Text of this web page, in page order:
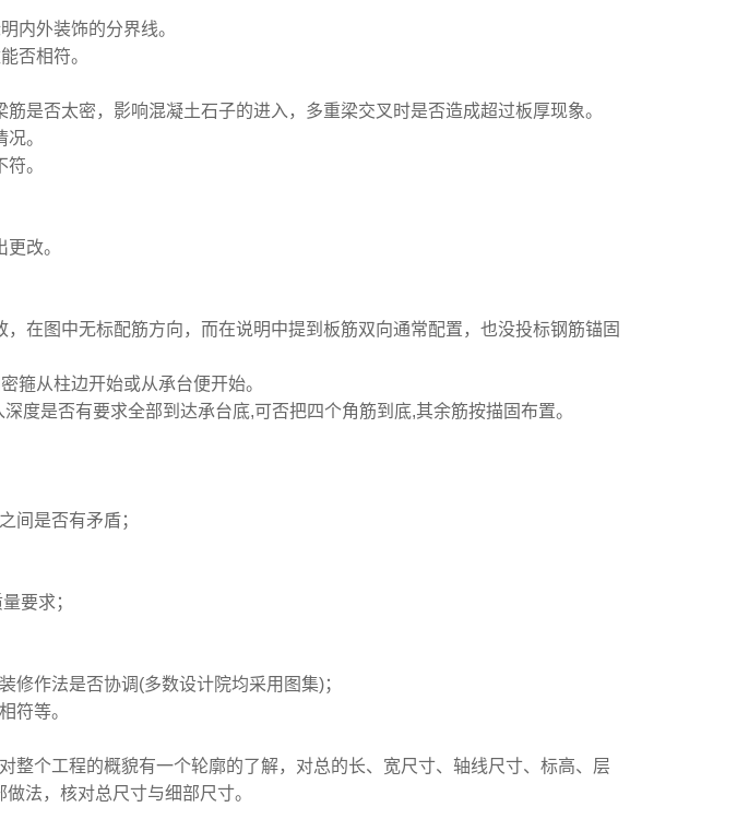
内外装饰的分界线。
否相符。
是否太密，影响混凝土石子的进入，多重梁交叉时是否造成超过板厚现象。
况。
。
改。
在图中无标配筋方向，而在说明中提到板筋双向通常配置，也没投标钢筋锚固
箍从柱边开始或从承台便开始。
度是否有要求全部到达承台底,可否把四个角筋到底,其余筋按描固布置。
间是否有矛盾；
要求；
作法是否协调(多数设计院均采用图集)；
符等。
整个工程的概貌有一个轮廓的了解，对总的长、宽尺寸、轴线尺寸、标高、层
做法，核对总尺寸与细部尺寸。